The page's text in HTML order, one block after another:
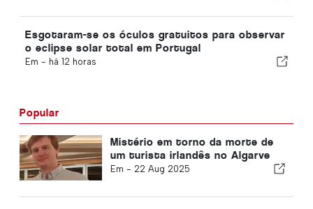
Esgotaram-se os óculos gratuitos para observar
o eclipse solar total em Portugal
Em - há 12 horas
Popular
Mistério em torno da morte de
um turista irlandês no Algarve
Em - 22 Aug 2025